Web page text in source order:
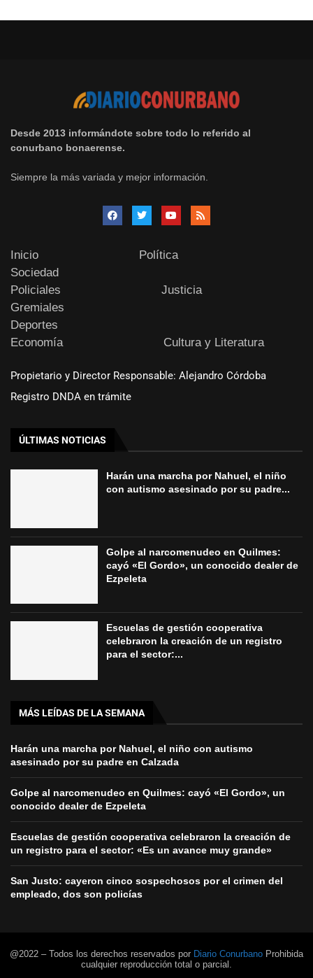
Desde 2013 informándote sobre todo lo referido al
conurbano bonaerense.
Siempre la más variada y mejor información.
Inicio
Política
Sociedad
Policiales
Justicia
Gremiales
Deportes
Economía
Cultura y Literatura
Propietario y Director Responsable: Alejandro Córdoba
Registro DNDA en trámite
ÚLTIMAS NOTICIAS
Harán una marcha por Nahuel, el niño
con autismo asesinado por su padre...
Golpe al narcomenudeo en Quilmes:
cayó «El Gordo», un conocido dealer de
Ezpeleta
Escuelas de gestión cooperativa
celebraron la creación de un registro
para el sector:...
MÁS LEÍDAS DE LA SEMANA
Harán una marcha por Nahuel, el niño con autismo
asesinado por su padre en Calzada
Golpe al narcomenudeo en Quilmes: cayó «El Gordo», un
conocido dealer de Ezpeleta
Escuelas de gestión cooperativa celebraron la creación de
un registro para el sector: «Es un avance muy grande»
San Justo: cayeron cinco sospechosos por el crimen del
empleado, dos son policías
@2022 – Todos los derechos reservados por Diario Conurbano Prohibida
cualquier reproducción total o parcial.